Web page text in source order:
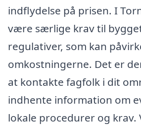
indflydelse på prisen. I
være særlige krav til
regulativer, som kan
omkostningerne. Det er
at kontakte fagfolk i dit
indhente information om
lokale procedurer og krav.